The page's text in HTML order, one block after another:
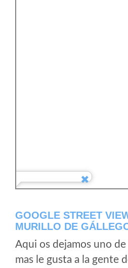
GOOGLE STREET
MURILLO DE
Aqui os dejamos uno
mas le gusta a la gente